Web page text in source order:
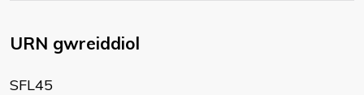
URN gwreiddiol
SFL45